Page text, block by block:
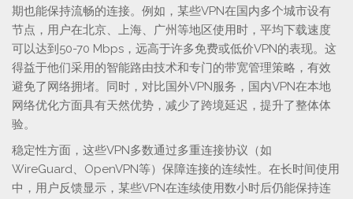
期也能保持流畅的连接。例如，某些VPN在国内多个城市设有
节点，用户在北京、上海、广州等地区使用时，平均下载速度
可以达到50-70 Mbps，远高于许多免费或低价VPN的表现。这
得益于他们采用的智能路由技术和专门的带宽管理策略，有效
避免了网络拥堵。同时，对比国外VPN服务，国内VPN在本地
网络优化方面具有天然优势，减少了跨境延迟，提升了整体体
验。
稳定性方面，这些VPN多数通过多重连接协议（如
WireGuard、OpenVPN等）保障连接的连续性。在长时间使用
中，用户反馈显示，某些VPN在连续使用数小时后仍能保持连